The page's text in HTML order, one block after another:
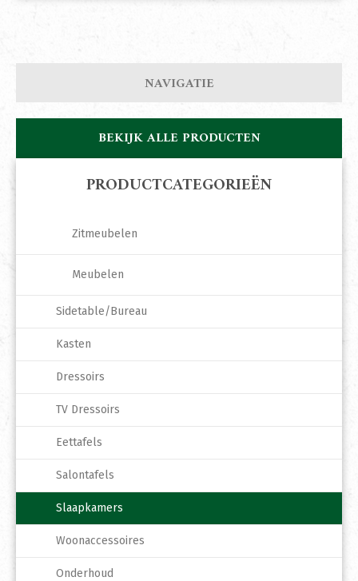
NAVIGATIE
BEKIJK ALLE PRODUCTEN
PRODUCTCATEGORIEËN
Zitmeubelen
Meubelen
Sidetable/Bureau
Kasten
Dressoirs
TV Dressoirs
Eettafels
Salontafels
Slaapkamers
Woonaccessoires
Onderhoud